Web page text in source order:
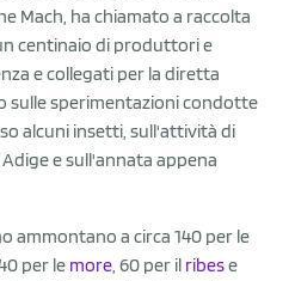
Mach, ha chiamato a raccolta
centinaio di produttori e
e collegati per la diretta
sulle sperimentazioni condotte
alcuni insetti, sull'attività di
e sull'annata appena
ammontano a circa 140 per le
per le more, 60 per il ribese